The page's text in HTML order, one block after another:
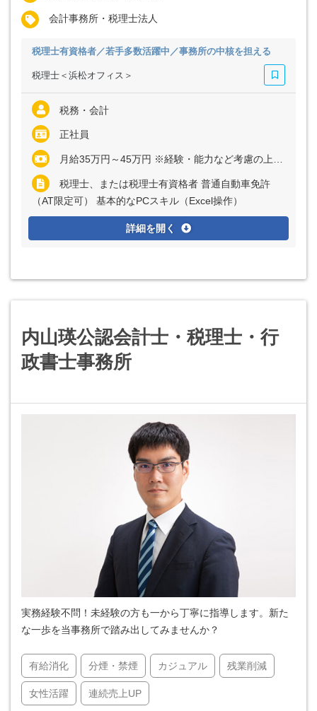
会計事務所・税理士法人
税理士有資格者／若手多数活躍中／事務所の中核を担える
税理士＜浜松オフィス＞
税務・会計
正社員
月給35万円～45万円 ※経験・能力など考慮の上、決定いたします ※残業代は全額支給
税理士、または税理士有資格者 普通自動車免許
（AT限定可） 基本的なPCスキル（Excel操作）
詳細を開く
内山瑛公認会計士・税理士・行
政書士事務所
実務経験不問！未経験の方も一から丁寧に指導します。新た
な一歩を当事務所で踏み出してみませんか？
有給消化 分煙・禁煙 カジュアル 残業削減
女性活躍 連続売上UP